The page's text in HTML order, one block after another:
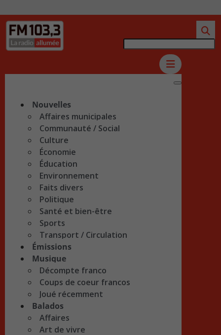
Nouvelles
Affaires municipales
Communauté / Social
Culture
Économie
Éducation
Environnement
Faits divers
Politique
Santé et bien-être
Sports
Transport / Circulation
Émissions
Musique
Décompte franco
Coups de coeur francos
Joué récemment
Balados
Affaires
Art de vivre